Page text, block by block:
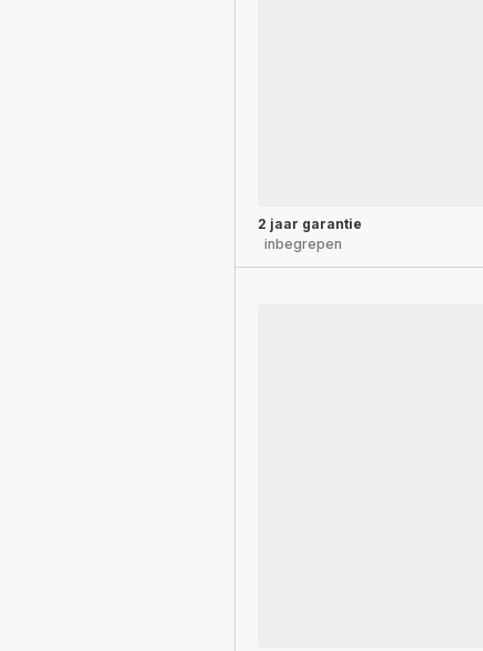
2 jaar garantie
inbegrepen